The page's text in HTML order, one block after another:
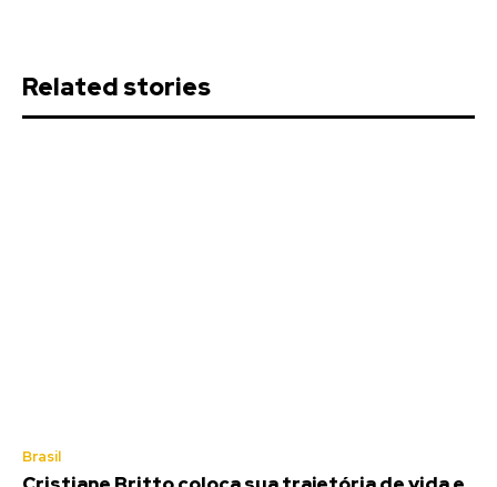
Related stories
Brasil